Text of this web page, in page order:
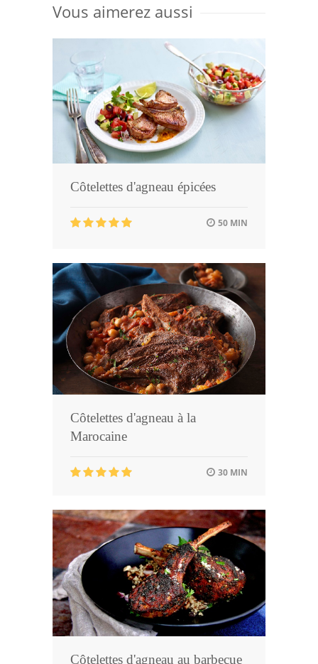
Vous aimerez aussi
Côtelettes d'agneau épicées
50 MIN
Côtelettes d'agneau à la
Marocaine
30 MIN
Côtelettes d'agneau au barbecue